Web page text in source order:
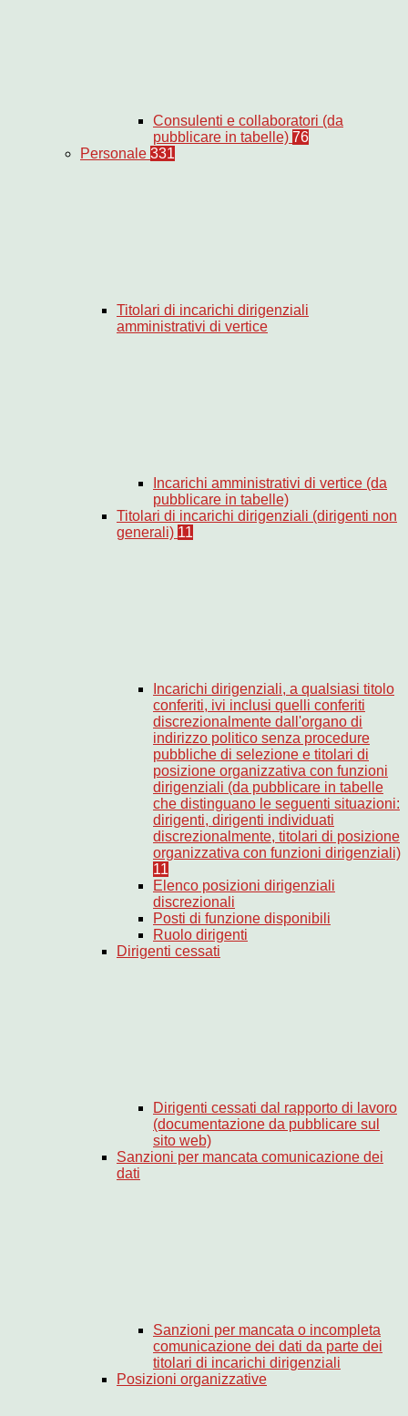
Consulenti e collaboratori (da
pubblicare in tabelle) 76
Personale 331
Titolari di incarichi dirigenziali
amministrativi di vertice
Incarichi amministrativi di vertice (da
pubblicare in tabelle)
Titolari di incarichi dirigenziali (dirigenti non
generali) 11
Incarichi dirigenziali, a qualsiasi titolo
conferiti, ivi inclusi quelli conferiti
discrezionalmente dall'organo di
indirizzo politico senza procedure
pubbliche di selezione e titolari di
posizione organizzativa con funzioni
dirigenziali (da pubblicare in tabelle
che distinguano le seguenti situazioni:
dirigenti, dirigenti individuati
discrezionalmente, titolari di posizione
organizzativa con funzioni dirigenziali)
11
Elenco posizioni dirigenziali
discrezionali
Posti di funzione disponibili
Ruolo dirigenti
Dirigenti cessati
Dirigenti cessati dal rapporto di lavoro
(documentazione da pubblicare sul
sito web)
Sanzioni per mancata comunicazione dei
dati
Sanzioni per mancata o incompleta
comunicazione dei dati da parte dei
titolari di incarichi dirigenziali
Posizioni organizzative